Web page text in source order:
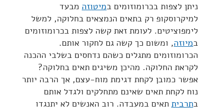
ניתן לצפות בכרומוזומים במיטוזה מבעד
למיקרוסקופ רק בתאים הנמצאים בחלוקה, למשל
לימפוציטים. לעומת זאת קשה לצפות בכרומוזומים
במיוזה, ומשום כך קשה גם לחקור אותם.
הכרומוזומים מתגלים כשהם נדחסים בשלבי ההכנה
לקראת החלוקה. מהיכן משיגים תאים בחלוקה?
אפשר כמובן לקחת דגימת מוח-עצם, אך הרבה יותר
נוח לקחת תאים שאינם מתחלקים ולגדל אותם
בתרבית תאים במעבדה. רוב האנשים לא יתנגדו